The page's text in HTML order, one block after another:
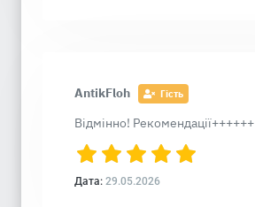
AntikFloh Гість
Відмінно! Рекомендації++++++
Дата: 29.05.2026